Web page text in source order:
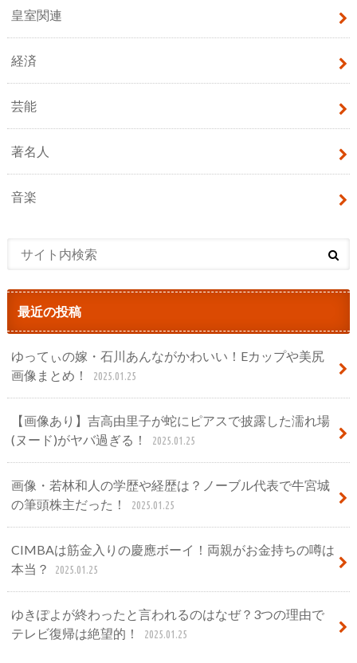
皇室関連
経済
芸能
著名人
音楽
最近の投稿
ゆってぃの嫁・石川あんながかわいい！Eカップや美尻
画像まとめ！
2025.01.25
【画像あり】吉高由里子が蛇にピアスで披露した濡れ場
(ヌード)がヤバ過ぎる！
2025.01.25
画像・若林和人の学歴や経歴は？ノーブル代表で牛宮城
の筆頭株主だった！
2025.01.25
CIMBAは筋金入りの慶應ボーイ！両親がお金持ちの噂は
本当？
2025.01.25
ゆきぽよが終わったと言われるのはなぜ？3つの理由で
テレビ復帰は絶望的！
2025.01.25